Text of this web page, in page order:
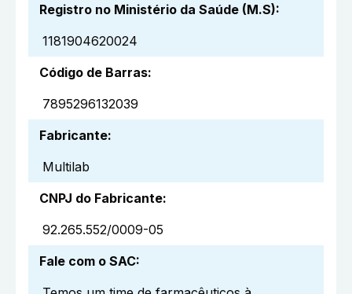
Registro no Ministério da Saúde (M.S):
1181904620024
Código de Barras:
7895296132039
Fabricante:
Multilab
CNPJ do Fabricante:
92.265.552/0009-05
Fale com o SAC: